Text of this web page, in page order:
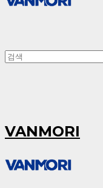
VANMORI